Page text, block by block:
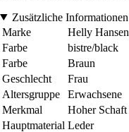
Zusätzliche Informationen
Marke
Helly Hansen
Farbe
bistre/black
Farbe
Braun
Geschlecht
Frau
Altersgruppe
Erwachsene
Merkmal
Hoher Schaft
Hauptmaterial Leder